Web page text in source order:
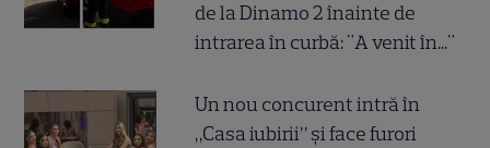
de la Dinamo 2 înainte de
intrarea în curbă: "A venit în..."
Un nou concurent intră în
„Casa iubirii” și face furori